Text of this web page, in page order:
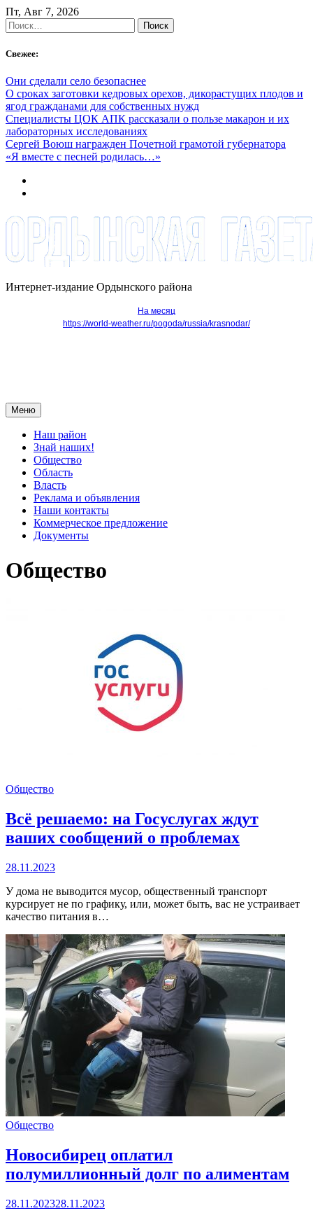
Skip
to
content
Пт, Авг 7, 2026
Найти:
Свежее:
Они сделали село безопаснее
О сроках заготовки кедровых орехов, дикорастущих плодов и
ягод гражданами для собственных нужд
Специалисты ЦОК АПК рассказали о пользе макарон и их
лабораторных исследованиях
Сергей Воюш награжден Почетной грамотой губернатора
«Я вместе с песней родилась…»
Интернет-издание Ордынского района
На месяц
https://world-weather.ru/pogoda/russia/krasnodar/
Меню
Наш район
Знай наших!
Общество
Область
Власть
Реклама и объявления
Наши контакты
Коммерческое предложение
Документы
Общество
Общество
Всё решаемо: на Госуслугах ждут
ваших сообщений о проблемах
28.11.2023
У дома не выводится мусор, общественный транспорт
курсирует не по графику, или, может быть, вас не устраивает
качество питания в…
Общество
Новосибирец оплатил
полумиллионный долг по алиментам
28.11.202328.11.2023